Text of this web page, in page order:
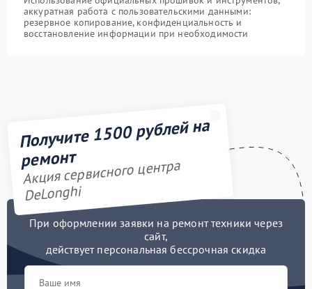
аккуратная работа с пользовательскими данными:
резервное копирование, конфиденциальность и
восстановление информации при необходимости
Получите 1500 рублей на
ремонт
Акция сервисного центра
DeLonghi
При оформлении заявки на ремонт техники через
сайт,
действует персональная бессрочная скидка